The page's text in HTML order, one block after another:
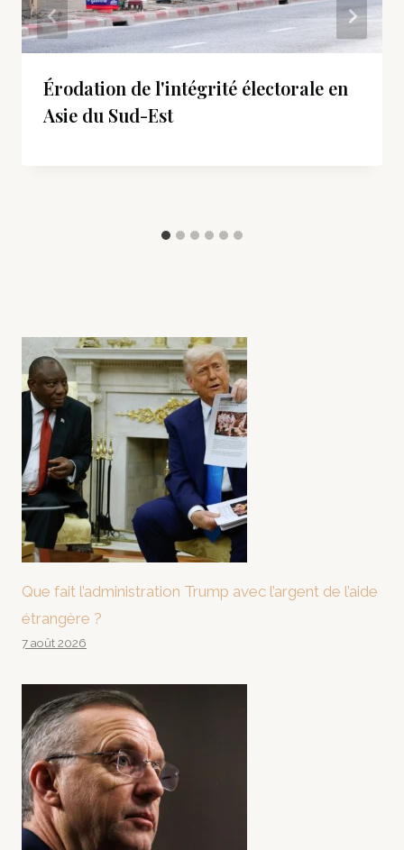
Érodation de l'intégrité électorale en
Asie du Sud-Est
Que fait l’administration Trump avec l’argent de l’aide
étrangère ?
7 août 2026